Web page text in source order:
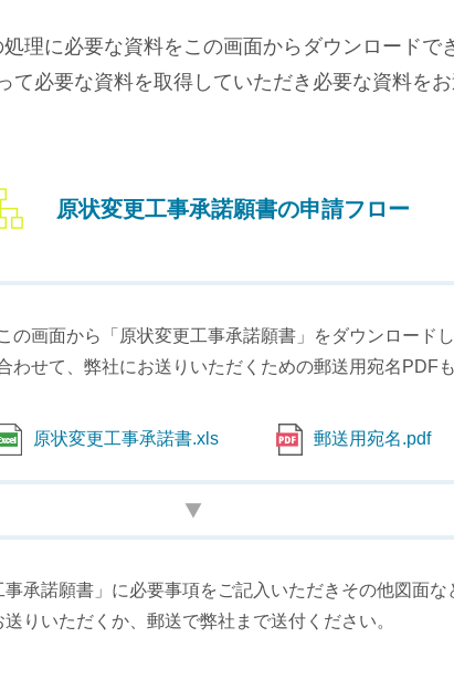
理に必要な資料をこの画面からダウンロードで
て必要な資料を取得していただき必要な資料をお
原状変更工事承諾願書の申請フロー
の画面から「原状変更工事承諾願書」をダウンロードし
わせて、弊社にお送りいただくための郵送用宛名PDF
原状変更工事承諾書.xls 郵送用宛名.pdf
事承諾願書」に必要事項をご記入いただきその他図面
りいただくか、郵送で弊社まで送付ください。